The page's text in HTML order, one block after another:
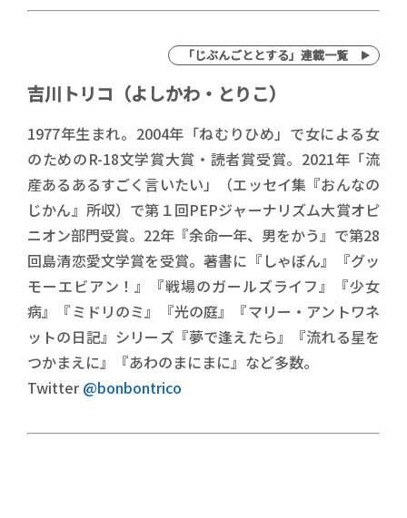
「じぶんごととする」連載一覧
吉川トリコ（よしかわ・とりこ）
1977年生まれ。2004年「ねむりひめ」で女による女
のためのR-18文学賞大賞・読者賞受賞。2021年「流
産あるあるすごく言いたい」（エッセイ集『おんなの
じかん』所収）で第１回PEPジャーナリズム大賞オピ
ニオン部門受賞。22年『余命一年、男をかう』で第28
回島清恋愛文学賞を受賞。著書に『しゃぼん』『グッ
モーエビアン！』『戦場のガールズライフ』『少女
病』『ミドリのミ』『光の庭』『マリー・アントワネ
ットの日記』シリーズ『夢で逢えたら』『流れる星を
つかまえに』『あわのまにまに』など多数。
Twitter @bonbontrico